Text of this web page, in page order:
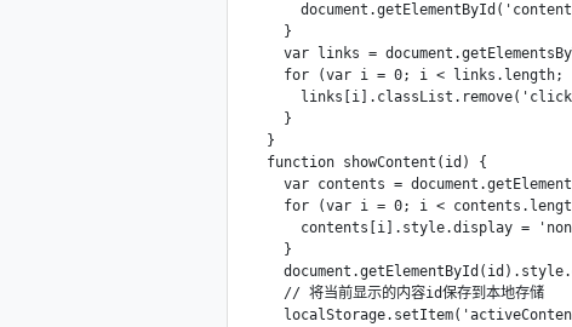
}
var links =
for (var i = 0; i < links.length;
}
}
function showContent(id) {
var contents =
for (var i = 0; i <
contents[i].style.display =
}
// 将当前显示的内容id保存到本地存储